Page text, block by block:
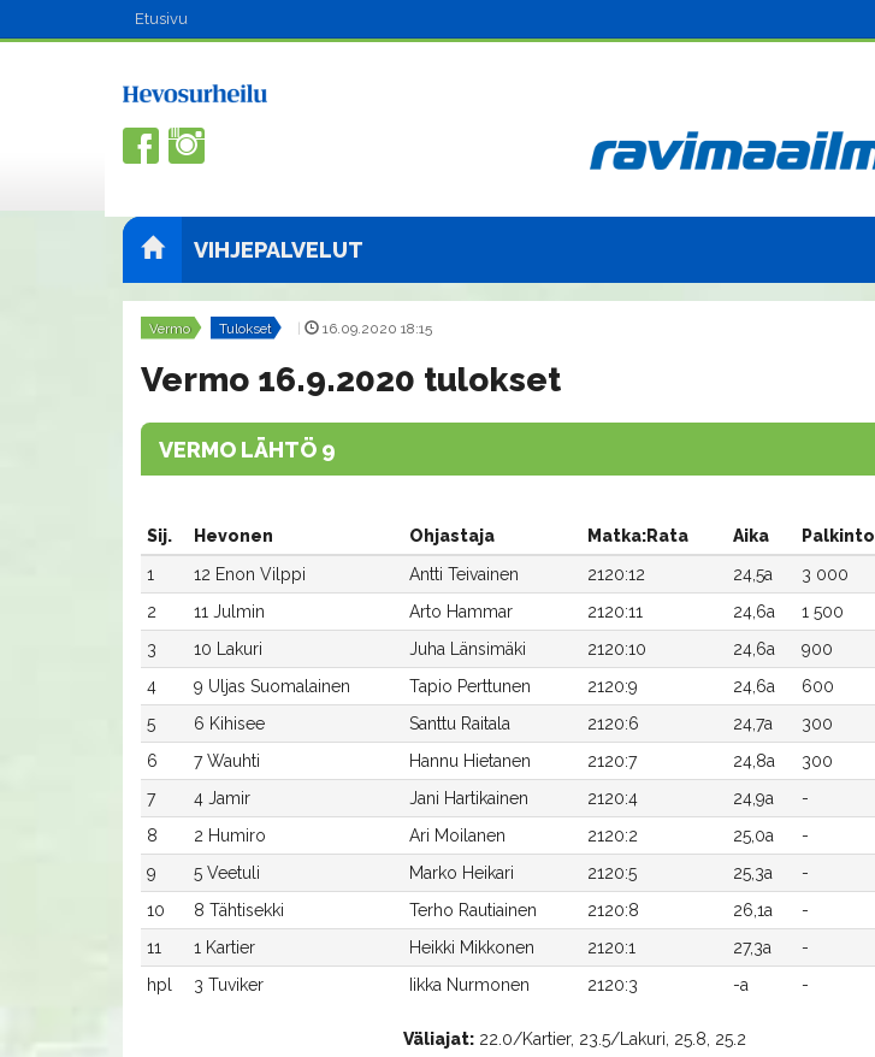
Etusivu
VIHJEPALVELUT
Vermo Tulokset 16.09.2020 18:15
Vermo 16.9.2020 tulokset
VERMO LÄHTÖ 9
Sij. Hevonen Ohjastaja Matka:Rata Aika Palkinto
1
12 Enon Vilppi Antti Teivainen 2120:12 24,5a 3 000
2
11 Julmin Arto Hammar 2120:11 24,6a 1 500
3
10 Lakuri Juha Länsimäki 2120:10 24,6a 900
4
9 Uljas Suomalainen Tapio Perttunen 2120:9 24,6a 600
5
6 Kihisee Santtu Raitala 2120:6 24,7a 300
6
7 Wauhti Hannu Hietanen 2120:7 24,8a 300
7
4 Jamir Jani Hartikainen 2120:4 24,9a -
8
2 Humiro Ari Moilanen 2120:2 25,0a -
9
5 Veetuli Marko Heikari 2120:5 25,3a -
10
8 Tähtisekki Terho Rautiainen 2120:8 26,1a -
11
1 Kartier Heikki Mikkonen 2120:1 27,3a -
hpl
3 Tuviker Iikka Nurmonen 2120:3 -a -
Väliajat:22.0/Kartier, 23.5/Lakuri, 25.8, 25.2